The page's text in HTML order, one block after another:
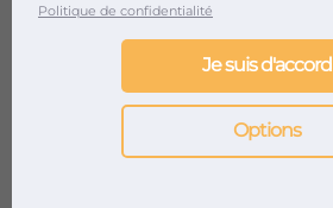
Politique de confidentialité
Options
Je suis d'accord